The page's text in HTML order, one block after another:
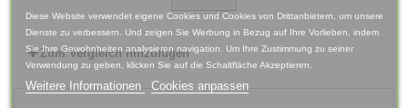
Zum Vergleich hinzufügen
Diese Website verwendet eigene Cookies und Cookies von Drittanbietern, um unsere
Dienste zu verbessern. Und zeigen Sie Werbung in Bezug auf Ihre Vorlieben, indem
Sie Ihre Gewohnheiten analysieren navigation. Um Ihre Zustimmung zu seiner
Verwendung zu geben, klicken Sie auf die Schaltfläche Akzeptieren.
Weitere Informationen Cookies anpassen